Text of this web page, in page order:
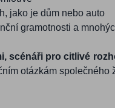
jako je dům nebo auto
gramotnosti a
scénáři pro citlivé
otázkám